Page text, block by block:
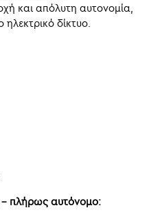
και απόλυτη αυτονομία,
δίκτυο.
πλήρως αυτόνομο: